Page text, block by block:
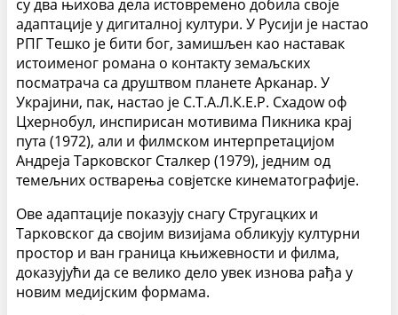
су два њихова дела истовремено добила своје
адаптације у дигиталној култури. У Русији је настао
РПГ Тешко је бити бог, замишљен као наставак
истоименог романа о контакту земаљских
посматрача са друштвом планете Арканар. У
Украјини, пак, настао је С.Т.А.Л.К.Е.Р. Схадоw оф
Цхернобyл, инспирисан мотивима Пикника крај
пута (1972), али и филмском интерпретацијом
Андреја Тарковског Сталкер (1979), једним од
темељних остварења совјетске кинематографије.
Ове адаптације показују снагу Стругацких и
Тарковског да својим визијама обликују културни
простор и ван граница књижевности и филма,
доказујући да се велико дело увек изнова рађа у
новим медијским формама.